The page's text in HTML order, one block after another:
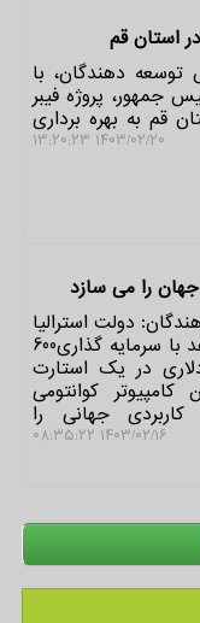
استان قم
توسعه دهندگان، با
جمهور، پروژه فیبر
قم به بهره برداری
۱۴۰۳/۰۲/۲۰ ۱۳:۲۰:۲۳
جهان را می سازد
دولت استرالیا
می خواهد با سرمایه گذاری600
در یک استارت
کامپیوتر کوانتومی
جهانی را
۱۴۰۳/۰۲/۱۶ ۰۸:۳۵:۲۲